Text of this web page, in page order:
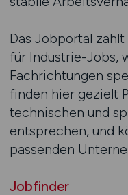
Das Jobportal
für Industrie-Jobs,
Fachrichtungen
finden hier gezielt
technischen und
entsprechen, und
passenden
Jobfinder